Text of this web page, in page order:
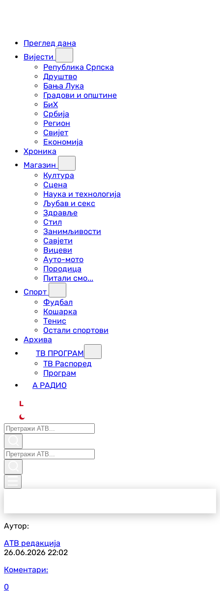
Преглед дана
Вијести
Република Српска
Друштво
Бања Лука
Градови и општине
БиХ
Србија
Регион
Свијет
Економија
Хроника
Магазин
Култура
Сцена
Наука и технологија
Љубав и секс
Здравље
Стил
Занимљивости
Савјети
Вицеви
Ауто-мото
Породица
Питали смо...
Спорт
Фудбал
Кошарка
Тенис
Остали спортови
Архива
ТВ ПРОГРАМ
ТВ Распоред
Програм
А РАДИО
L
Аутор:
АТВ редакција
26.06.2026 22:02
Коментари:
0